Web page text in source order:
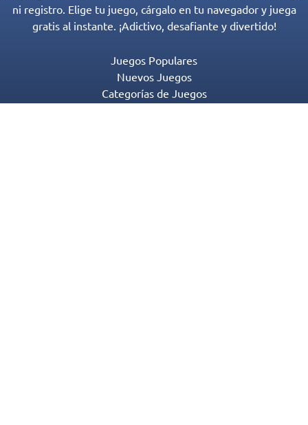
ni registro. Elige tu juego, cárgalo en tu navegador y juega
gratis al instante. ¡Adictivo, desafiante y divertido!
Juegos Populares
Nuevos Juegos
Categorías de Juegos